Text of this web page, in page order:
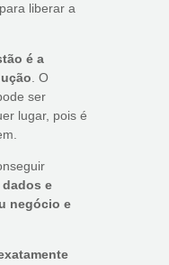
liberar a
é a
. O
ser
lugar, pois é
e
negócio e